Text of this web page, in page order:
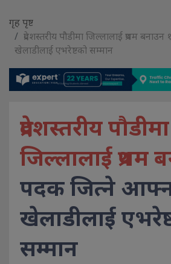
गृह पृष्ट
प्रदेशस्तरीय पौडीमा जिल्लालाई प्रथम
खेलाडीलाई एभरेष्टको सम्मान
प्रदेशस्तरीय पौडीमा
जिल्लालाई प्रथम
पदक जित्ने
खेलाडीलाई
सम्मान